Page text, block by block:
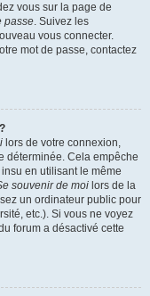
vous sur la page de
passe. Suivez les
vous connecter.
mot de passe, contactez
lors de votre connexion,
déterminée. Cela empêche
en utilisant le même
souvenir de moi lors de la
un ordinateur public pour
etc.). Si vous ne voyez
forum a désactivé cette